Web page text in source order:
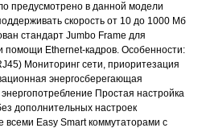
предусмотрено в данной модели
скорость от 10 до 1000 Мб
стандарт Jumbo Frame для
помощи Ethernet-кадров. Особенности:
Мониторинг сети, приоритезация
энергосберегающая
Простая настройка
дополнительных настроек
всеми Easy Smart коммутаторами с